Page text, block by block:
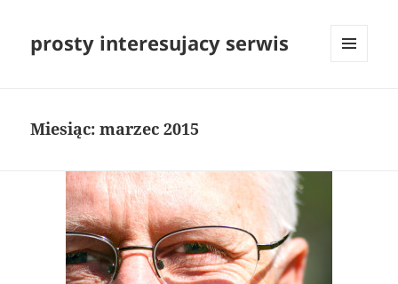
prosty interesujacy serwis
Miesiąc:marzec 2015